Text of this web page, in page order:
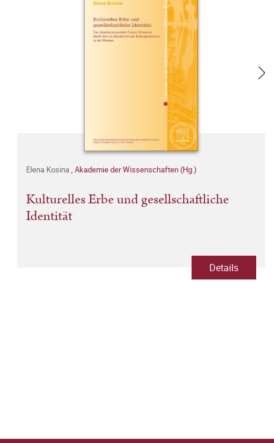
Elena Kosina Akademie der Wissenschaften (Hg.)
Kulturelles Erbe und gesellschaftliche
Identität
Details